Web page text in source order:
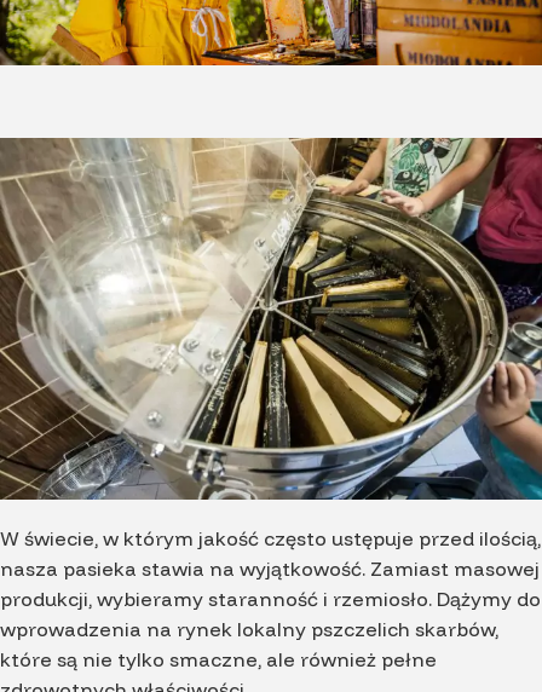
W świecie, w którym jakość często ustępuje przed ilością,
nasza pasieka stawia na wyjątkowość. Zamiast masowej
produkcji, wybieramy staranność i rzemiosło. Dążymy do
wprowadzenia na rynek lokalny pszczelich skarbów,
które są nie tylko smaczne, ale również pełne